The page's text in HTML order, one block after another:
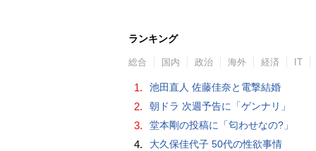
ランキング
総合 国内 政治 海外 経済 IT
1. 池田直人 佐藤佳奈と電撃結婚
2. 朝ドラ 次週予告に「ゲンナリ」
3. 堂本剛の投稿に「匂わせなの?」
4. 大久保佳代子 50代の性欲事情